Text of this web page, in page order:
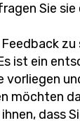
Sie
zu
ist ein
möchten
dass